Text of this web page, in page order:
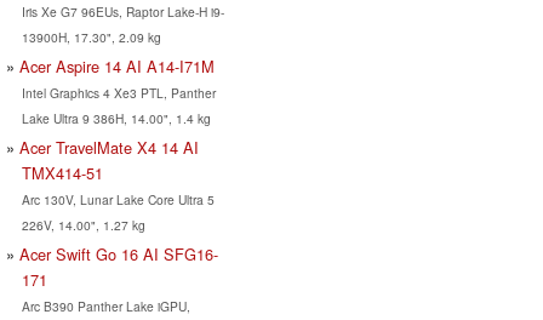
Iris Xe G7 96EUs, Raptor Lake-H i9-
13900H, 17.30", 2.09 kg
Acer Aspire 14 AI A14-I71M
Intel Graphics 4 Xe3 PTL, Panther
Lake Ultra 9 386H, 14.00", 1.4 kg
Acer TravelMate X4 14 AI
TMX414-51
Arc 130V, Lunar Lake Core Ultra 5
226V, 14.00", 1.27 kg
Acer Swift Go 16 AI SFG16-
171
Arc B390 Panther Lake iGPU,